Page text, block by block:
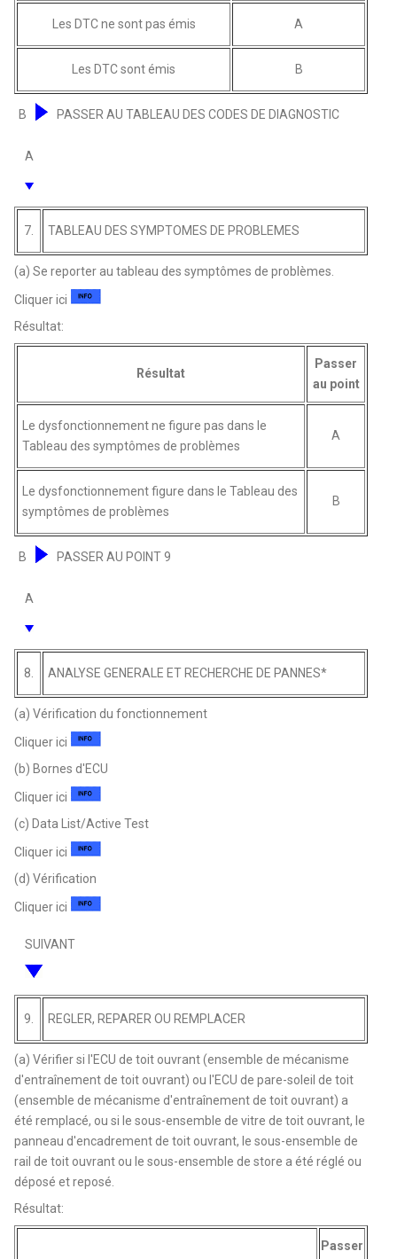
Les DTC ne sont pas émis A
Les DTC sont émis B
B PASSER AU TABLEAU DES CODES DE DIAGNOSTIC
A
7. TABLEAU DES SYMPTOMES DE PROBLEMES
(a) Se reporter au tableau des symptômes de problèmes.
Cliquer ici
Résultat:
Résultat
Passer
au point
Le dysfonctionnement ne figure pas dans le
Tableau des symptômes de problèmes
A
Le dysfonctionnement figure dans le Tableau des
symptômes de problèmes
B
B PASSER AU POINT 9
A
8. ANALYSE GENERALE ET RECHERCHE DE PANNES*
(a) Vérification du fonctionnement
Cliquer ici
(b) Bornes d'ECU
Cliquer ici
(c) Data List/Active Test
Cliquer ici
(d) Vérification
Cliquer ici
SUIVANT
9. REGLER, REPARER OU REMPLACER
(a) Vérifier si l'ECU de toit ouvrant (ensemble de mécanisme
d'entraînement de toit ouvrant) ou l'ECU de pare-soleil de toit
(ensemble de mécanisme d'entraînement de toit ouvrant) a
été remplacé, ou si le sous-ensemble de vitre de toit ouvrant, le
panneau d'encadrement de toit ouvrant, le sous-ensemble de
rail de toit ouvrant ou le sous-ensemble de store a été réglé ou
déposé et reposé.
Résultat:
Passer